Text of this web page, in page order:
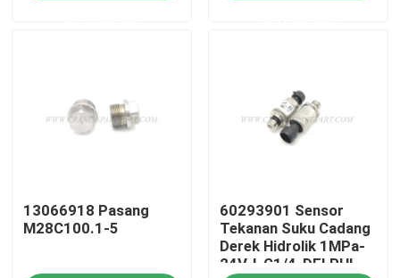
13066918 Pasang
M28C100.1-5
60293901 Sensor
Tekanan Suku Cadang
Derek Hidrolik 1MPa-
24V-I-G1/4-DELPHI